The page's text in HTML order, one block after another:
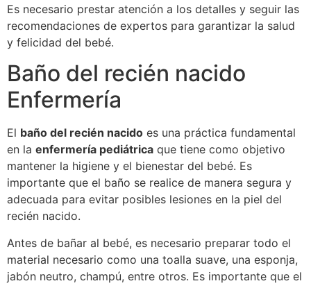
Es necesario prestar atención a los detalles y seguir las
recomendaciones de expertos para garantizar la salud
y felicidad del bebé.
Baño del recién nacido
Enfermería
El baño del recién nacido es una práctica fundamental
en la enfermería pediátrica que tiene como objetivo
mantener la higiene y el bienestar del bebé. Es
importante que el baño se realice de manera segura y
adecuada para evitar posibles lesiones en la piel del
recién nacido.
Antes de bañar al bebé, es necesario preparar todo el
material necesario como una toalla suave, una esponja,
jabón neutro, champú, entre otros. Es importante que el